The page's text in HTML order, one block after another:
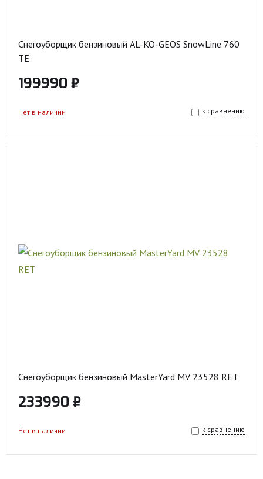
Снегоуборщик бензиновый AL-KO-GEOS SnowLine 760
TE
199990 ₽
к сравнению
Нет в наличии
Снегоуборщик бензиновый MasterYard MV 23528 RET
233990 ₽
к сравнению
Нет в наличии